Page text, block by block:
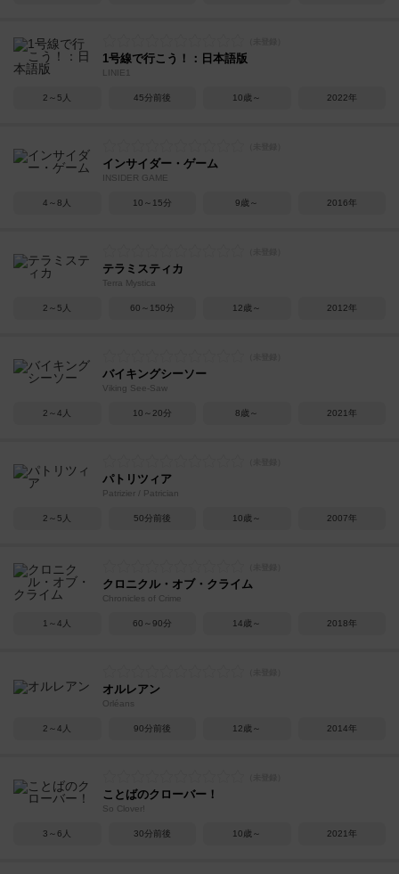
1号線で行こう！：日本語版
LINIE1
2～5人 45分前後 10歳～ 2022年
インサイダー・ゲーム
INSIDER GAME
4～8人 10～15分 9歳～ 2016年
テラミスティカ
Terra Mystica
2～5人 60～150分 12歳～ 2012年
バイキングシーソー
Viking See-Saw
2～4人 10～20分 8歳～ 2021年
パトリツィア
Patrizier / Patrician
2～5人 50分前後 10歳～ 2007年
クロニクル・オブ・クライム
Chronicles of Crime
1～4人 60～90分 14歳～ 2018年
オルレアン
Orléans
2～4人 90分前後 12歳～ 2014年
ことばのクローバー！
So Clover!
3～6人 30分前後 10歳～ 2021年